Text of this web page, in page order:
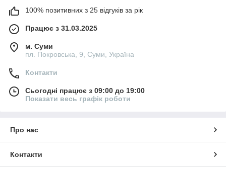
100% позитивних з 25 відгуків за рік
Працює з 31.03.2025
м. Суми
пл. Покровська, 9, Суми, Україна
Контакти
Сьогодні працює з 09:00 до 19:00
Показати весь графік роботи
Про нас
Контакти